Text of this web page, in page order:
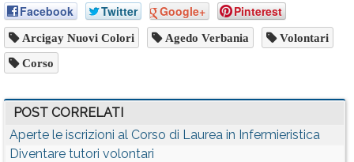
Facebook Twitter Google+ Pinterest
Arcigay Nuovi Colori Agedo Verbania Volontari
Corso
POST CORRELATI
Aperte le iscrizioni al Corso di Laurea in Infermieristica
Diventare tutori volontari